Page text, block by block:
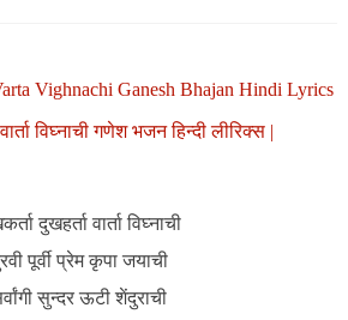
Vighnachi Ganesh Bhajan Hindi Lyrics
विघ्नाची गणेश भजन हिन्दी लीरिक्स |
दुखहर्ता वार्ता विघ्नाची
पूर्वी प्रेम कृपा जयाची
सुन्दर ऊटी शेंदुराची